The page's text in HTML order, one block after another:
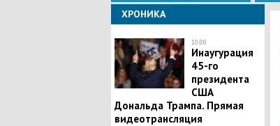
ХРОНИКА
10:00
Инаугурация
45-го
президента
США
Дональда Трампа. Прямая
видеотрансляция